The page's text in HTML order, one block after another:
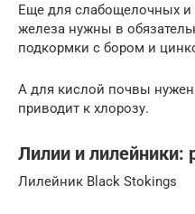
Еще для слабощелочных и
железа нужны в
подкормки с бором и
А для кислой почвы
приводит к хлорозу.
Лилии и лилейники:
Лилейник Black Stokings